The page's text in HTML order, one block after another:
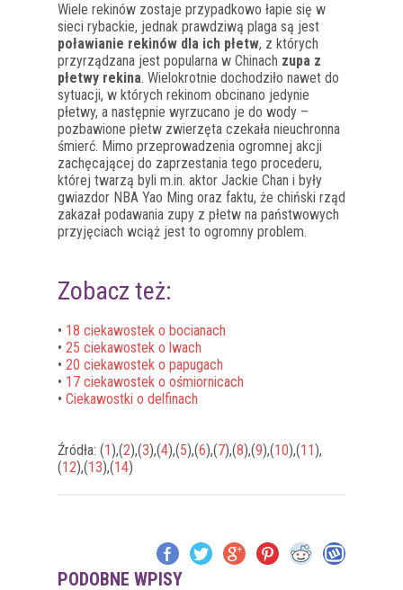
Wiele rekinów zostaje przypadkowo łapie się w
sieci rybackie, jednak prawdziwą plaga są jest
poławianie rekinów dla ich płetw, z których
przyrządzana jest popularna w Chinach zupa z
płetwy rekina. Wielokrotnie dochodziło nawet do
sytuacji, w których rekinom obcinano jedynie
płetwy, a następnie wyrzucano je do wody –
pozbawione płetw zwierzęta czekała nieuchronna
śmierć. Mimo przeprowadzenia ogromnej akcji
zachęcającej do zaprzestania tego procederu,
której twarzą byli m.in. aktor Jackie Chan i były
gwiazdor NBA Yao Ming oraz faktu, że chiński rząd
zakazał podawania zupy z płetw na państwowych
przyjęciach wciąż jest to ogromny problem.
Zobacz też:
• 18 ciekawostek o bocianach
• 25 ciekawostek o lwach
• 20 ciekawostek o papugach
• 17 ciekawostek o ośmiornicach
• Ciekawostki o delfinach
Źródła: (1),(2),(3),(4),(5),(6),(7),(8),(9),(10),(11),
(12),(13),(14)
PODOBNE WPISY